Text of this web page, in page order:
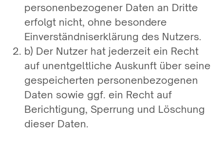
personenbezogener Daten an Dritte
erfolgt nicht, ohne besondere
Einverständniserklärung des Nutzers.
b) Der Nutzer hat jederzeit ein Recht
auf unentgeltliche Auskunft über seine
gespeicherten personenbezogenen
Daten sowie ggf. ein Recht auf
Berichtigung, Sperrung und Löschung
dieser Daten.